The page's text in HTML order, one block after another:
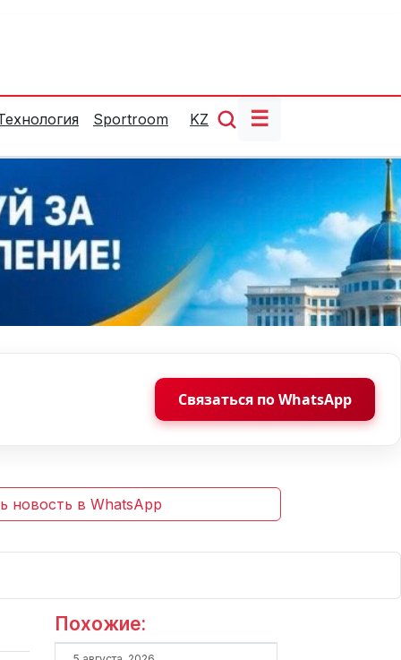
Sportroom KZ ☰
Связаться по WhatsApp
новость в WhatsApp
Похожие: